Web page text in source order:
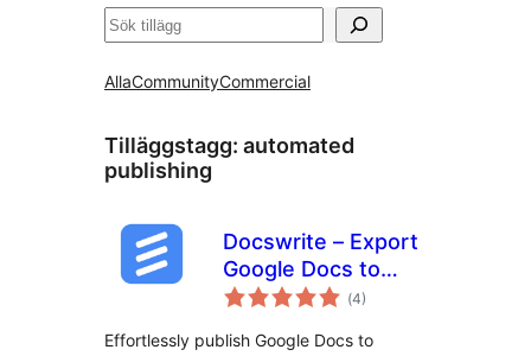
Sök
AllaCommunityCommercial
Tilläggstagg: automated
publishing
Docswrite – Export
Google Docs to
Your Site
(Totalt
antal
4)
Effortlessly publish Google Docs to